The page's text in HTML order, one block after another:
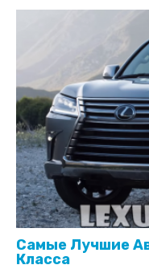
Самые Лучшие
Класса